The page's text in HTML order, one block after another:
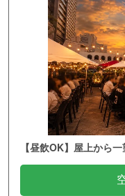
【昼飲OK】屋上から